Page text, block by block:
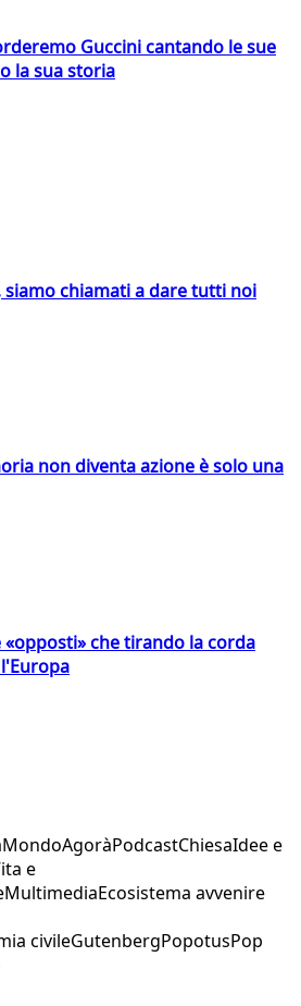
Guccini cantando le sue
la sua storia
chiamati a dare tutti noi
non diventa azione è solo una
«opposti» che tirando la corda
MondoAgoràPodcastChiesaIdee e
e
MultimediaEcosistema avvenire
civileGutenbergPopotusPop